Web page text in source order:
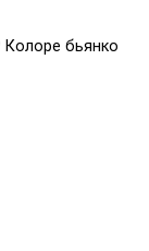
Колоре бьянко